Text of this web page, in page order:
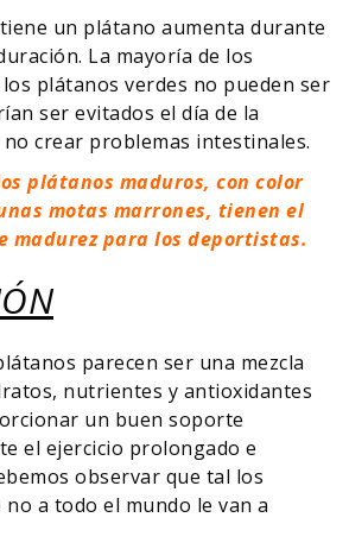
un plátano aumenta durante
La mayoría de los
plátanos verdes no pueden ser
ser evitados el día de la
crear problemas intestinales.
plátanos maduros, con color
motas marrones, tienen el
madurez para los deportistas.
parecen ser una mezcla
nutrientes y antioxidantes
un buen soporte
el ejercicio prolongado e
observar que tal los
a todo el mundo le van a